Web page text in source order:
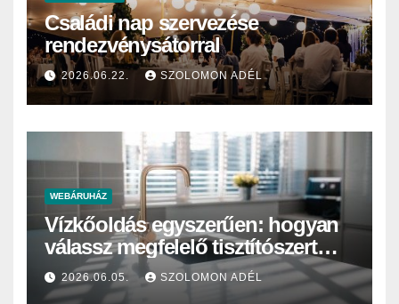
Családi nap szervezése
rendezvénysátorral
2026.06.22. SZOLOMON ADÉL
WEBÁRUHÁZ
Vízkőoldás egyszerűen: hogyan
válassz megfelelő tisztítószert
otthonra vagy intézményi
használatra?
2026.06.05. SZOLOMON ADÉL